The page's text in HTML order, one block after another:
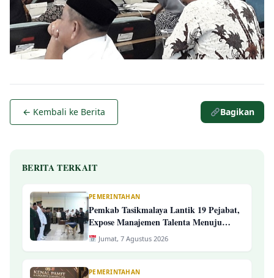
← Kembali ke Berita Bagikan
BERITA TERKAIT
PEMERINTAHAN
Pemkab Tasikmalaya Lantik 19 Pejabat,
Expose Manajemen Talenta Menuju
Pengelolaan ASN Yang Profesional
Jumat, 7 Agustus 2026
PEMERINTAHAN